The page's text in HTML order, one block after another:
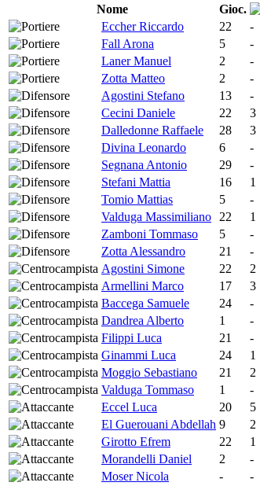
Nome
Gioc.
Eccher Riccardo
22 -
Fall Arona
5 -
Laner Manuel
2 -
Zotta Matteo
2 -
Agostini Stefano
13 -
Cecini Daniele
22 3
Dalledonne Raffaele
28 3
Divina Leonardo
6 -
Segnana Antonio
29 -
Stefani Mattia
16 1
Tomio Mattias
5 -
Valduga Massimiliano
22 1
Zamboni Tommaso
5 -
Zotta Alessandro
21 -
Agostini Simone
22 2
Armellini Marco
17 3
Baccega Samuele
24 -
Dandrea Alberto
1 -
Filippi Luca
21 -
Ginammi Luca
24 1
Moggio Sebastiano
21 2
Valduga Tommaso
1 -
Eccel Luca
20 5
El Guerouani Abdellah 9 2
Girotto Efrem
22 1
Morandelli Daniel
2 -
Moser Nicola
- -